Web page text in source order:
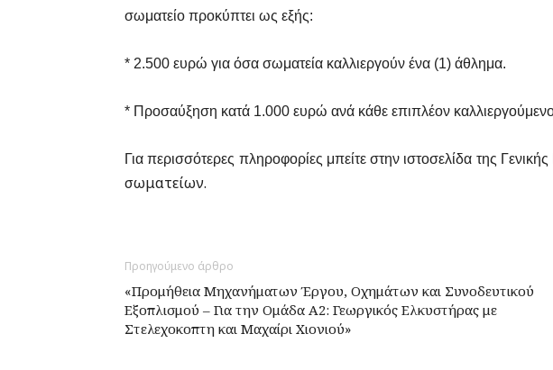
σωματείο προκύπτει ως εξής:
* 2.500 ευρώ για όσα σωματεία καλλιεργούν ένα (1) άθλημα.
* Προσαύξηση κατά 1.000 ευρώ ανά κάθε επιπλέον
Για περισσότερες πληροφορίες μπείτε στην ιστοσελίδα της
σωματείων.
Προηγούμενο άρθρο
«Προμήθεια Μηχανήματων Έργου, Οχημάτων και Συνοδευτικού
Εξοπλισμού – Για την Ομάδα Α2: Γεωργικός Ελκυστήρας με
Στελεχοκοπτη και Μαχαίρι Χιονιού»